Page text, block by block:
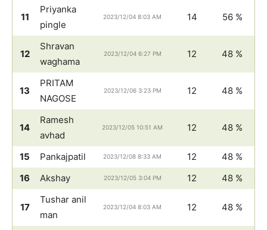
11
Priyanka
pingle
2023/12/04 8:03 AM 14 56 %
12
Shravan
waghama
2023/12/04 6:27 PM 12 48 %
13
PRITAM
NAGOSE
2023/12/06 3:23 PM 12 48 %
14
Ramesh
avhad
2023/12/05 10:51 AM 12 48 %
15 Pankajpatil 2023/12/08 8:33 AM 12
48 %
16
Akshay 2023/12/05 3:04 PM 12 48 %
17
Tushar anil
man
2023/12/04 8:03 AM 12 48 %